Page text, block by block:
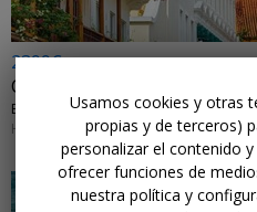
2399€
Colombia: eje cafetero y
HASTA DICIEMBRE DE 2027
Usamos cookies y otras
propias y de terceros)
personalizar el contenido
ofrecer funciones de
nuestra política y